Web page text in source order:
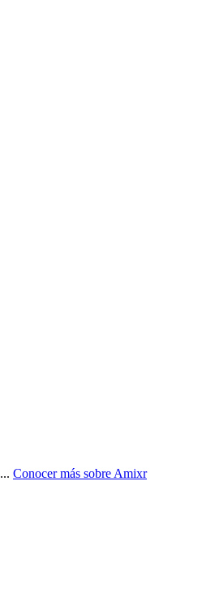
... Conocer más sobreAmixr